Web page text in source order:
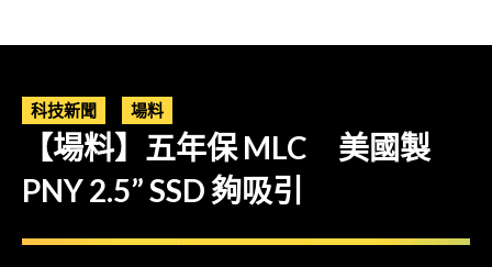
科技新聞 場料
【場料】五年保 MLC 美國製
PNY 2.5” SSD 夠吸引